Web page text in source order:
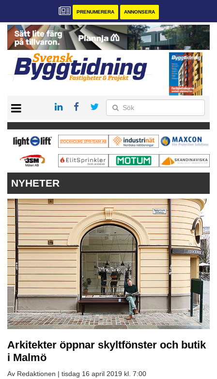
PRENUMERERA ANNONSERA
PRENUMERERA
VÅRA ANDRA MAGASIN
ANNONSERA
NYHETER
Arkitekter öppnar skyltfönster och butik
i Malmö
Av Redaktionen | tisdag 16 april 2019 kl. 7:00